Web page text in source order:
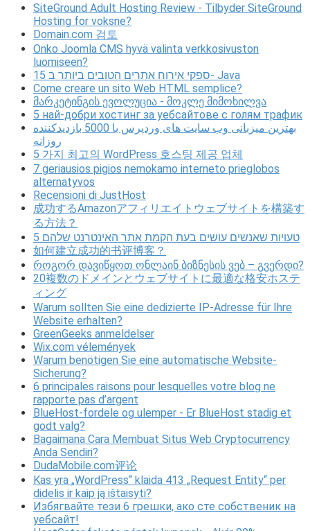
SiteGround Adult Hosting Review - Tilbyder SiteGround
Hosting for voksne?
Domain.com 검토
Onko Joomla CMS hyvä valinta verkkosivuston
luomiseen?
15 ספקי אירוח אתרים הטובים ביותר ב- Java
Come creare un sito Web HTML semplice?
მარკეტინგის ევოლუცია - მოკლე მიმოხილვა
5 най-добри хостинг за уебсайтове с голям трафик
بهترین میزبانی وب سایت های وردپرس با 5000 بازدیدکننده
روزانه
5 가지 최고의 WordPress 호스팅 제공 업체
7 geriausios pigios nemokamo interneto prieglobos
alternatyvos
Recensioni di JustHost
成功するAmazonアフィリエイトウェブサイトを構築す
る方法？
5 טעויות שאנשים עושים בעת הקמת אתר האינטרנט שלהם
如何建立成功的书评博客？
როგორ დავიწყოთ ონლაინ ბიზნესის ვებ – გვერდი?
20複数のドメインとウェブサイトに最適な格安ホステ
ィング
Warum sollten Sie eine dedizierte IP-Adresse für Ihre
Website erhalten?
GreenGeeks anmeldelser
Wix.com vélemények
Warum benötigen Sie eine automatische Website-
Sicherung?
6 principales raisons pour lesquelles votre blog ne
rapporte pas d’argent
BlueHost-fordele og ulemper - Er BlueHost stadig et
godt valg?
Bagaimana Cara Membuat Situs Web Cryptocurrency
Anda Sendiri?
DudaMobile.com评论
Kas yra „WordPress“ klaida 413 „Request Entity“ per
didelis ir kaip ją ištaisyti?
Избягвайте тези 6 грешки, ако сте собственик на
уебсайт!